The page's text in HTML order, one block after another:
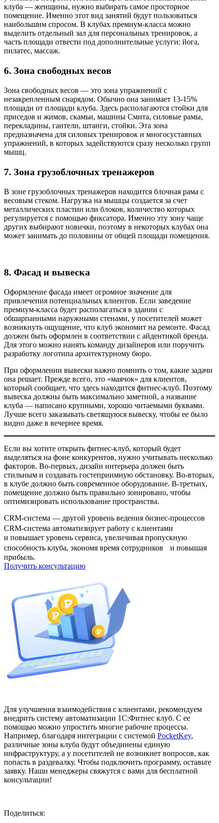
клуба — женщины, нужно выбирать самое просторное
помещение. Именно этот вид занятий будут пользоваться
наибольшим спросом. В клубах премиум-класса можно
выделить отдельный зал для персональных тренировок, а
часть площади отвести под дополнительные услуги: йога,
пилатес, массаж.
6. Зона свободных весов
Зона свободных весов — это зона упражнений с
незакрепленным снарядом. Обычно она занимает 13-15%
площади от площади клуба. Здесь располагаются стойки для
приседов и жимов, скамьи, машины Смита, силовые рамы,
перекладины, гантели, штанги, стойки. Эта зона
предназначена для силовых тренировок и многосуставных
упражнений, в которых задействуются сразу несколько групп
мышц.
7. Зона грузоблочных тренажеров
В зоне грузоблочных тренажеров находится блочная рама с
весовым стеком. Нагрузка на мышцы создается за счет
металлических пластин или блоков, количество которых
регулируется с помощью фиксатора. Именно эту зону чаще
других выбирают новички, поэтому в некоторых клубах она
может занимать до половины от общей площади помещения.
8. Фасад и вывеска
Оформление фасада имеет огромное значение для
привлечения потенциальных клиентов. Если заведение
премиум-класса будет располагаться в здании с
обшарпанными наружными стенами, у посетителей может
возникнуть ощущение, что клуб экономит на ремонте. Фасад
должен быть оформлен в соответствии с айдентикой бренда.
Для этого можно нанять команду дизайнеров или поручить
разработку логотипа архитектурному бюро.
При оформлении вывески важно помнить о том, какие задачи
она решает. Прежде всего, это «маячок» для клиентов,
который сообщает, что здесь находится фитнес-клуб. Поэтому
вывеска должны быть максимально заметной, а название
клуба — написано крупными, хорошо читаемыми буквами.
Лучше всего заказывать светящуюся вывеску, чтобы ее было
видно даже в вечернее время.
Если вы хотите открыть фитнес-клуб, который будет
выделяться на фоне конкурентов, нужно учитывать несколько
факторов. Во-первых, дизайн интерьера должен быть
стильным и создавать гостеприимную обстановку. Во-вторых,
в клубе должно быть современное оборудование. В-третьих,
помещение должно быть правильно зонировано, чтобы
оптимизировать использование пространства.
CRM-система — другой уровень ведения бизнес-процессов
CRM-система автоматизирует работу с клиентами
и повышает уровень сервиса, увеличивая пропускную
способность клуба, экономя время сотрудников и повышая
прибыль.
Получить консультацию
Для улучшения взаимодействия с клиентами, рекомендуем
внедрить систему автоматизации 1С:Фитнес клуб. С ее
помощью можно упростить многие рабочие процессы.
Например, благодаря интеграции с системой PocketKey,
различные зоны клуба будут объединены единую
инфраструктуру, а у посетителей не возникнет вопросов, как
попасть в раздевалку. Чтобы подключить программу, оставьте
заявку. Наши менеджеры свяжутся с вами для бесплатной
консультации!
Поделиться: